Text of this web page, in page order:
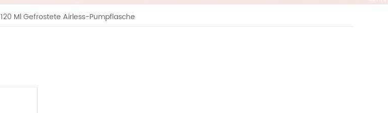
120 Ml Gefrostete Airless-Pumpflasche